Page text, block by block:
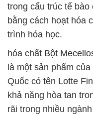
trong cấu trúc tế
bằng cách hoạt hóa
trình hóa học.
hóa chất Bột
là một sản phẩm
Quốc có tên Lotte
khả năng hòa tan
rãi trong nhiều